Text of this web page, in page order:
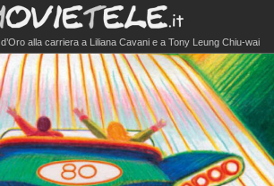
alla carriera a Liliana Cavani e a Tony Leung Chiu-wai